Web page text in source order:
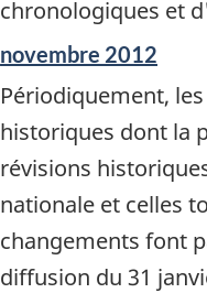
chronologiques et
Période
référence
de
changement
-
novembre 2012
Périodiquement,
historiques dont la
révisions
nationale et celles
changements font
diffusion du 31